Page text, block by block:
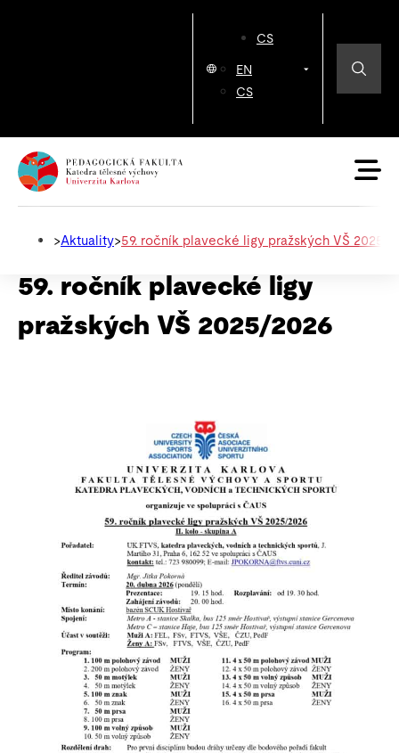
CS
EN
CS
>Aktuality>59. ročník plavecké ligy pražských VŠ 2025/
59. ročník plavecké ligy
pražských VŠ 2025/2026